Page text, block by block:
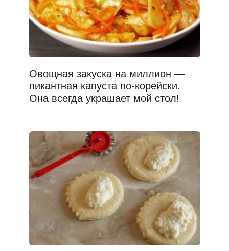
Овощная закуска на миллион —
пикантная капуста по-корейски.
Она всегда украшает мой стол!